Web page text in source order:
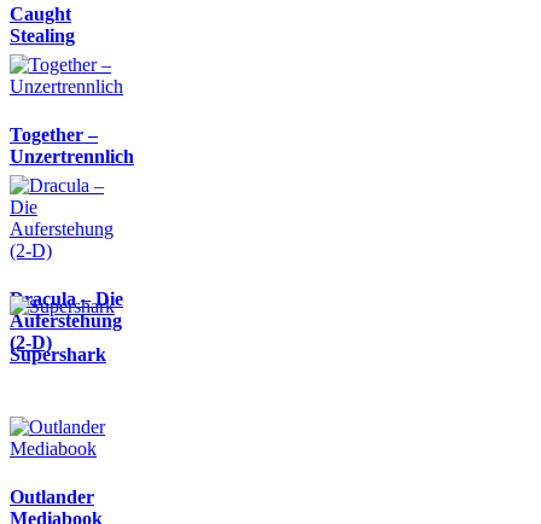
Caught
Stealing
Together –
Unzertrennlich
Dracula – Die
Auferstehung
(2-D)
Supershark
Outlander
Mediabook